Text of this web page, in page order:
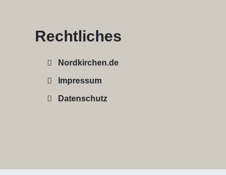
Rechtliches
Nordkirchen.de
Impressum
Datenschutz